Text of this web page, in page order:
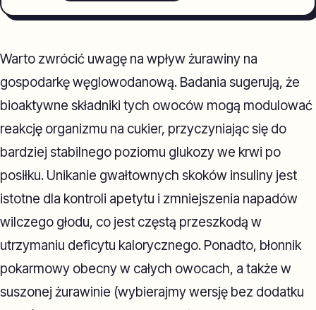
Warto zwrócić uwagę na wpływ żurawiny na
gospodarkę węglowodanową. Badania sugerują, że
bioaktywne składniki tych owoców mogą modulować
reakcję organizmu na cukier, przyczyniając się do
bardziej stabilnego poziomu glukozy we krwi po
posiłku. Unikanie gwałtownych skoków insuliny jest
istotne dla kontroli apetytu i zmniejszenia napadów
wilczego głodu, co jest częstą przeszkodą w
utrzymaniu deficytu kalorycznego. Ponadto, błonnik
pokarmowy obecny w całych owocach, a także w
suszonej żurawinie (wybierajmy wersję bez dodatku